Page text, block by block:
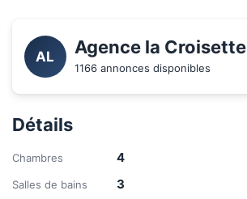
AL Agence la Croisette
1166 annonces disponibles
Détails
Chambres 4
Salles de bains 3